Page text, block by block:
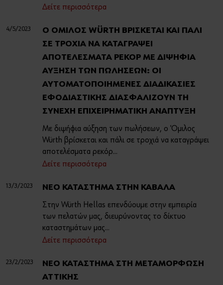
Δείτε περισσότερα
4/5/2023
Ο ΟΜΙΛΟΣ WÜRTH ΒΡΙΣΚΕΤΑΙ ΚΑΙ ΠΑΛΙ
ΣΕ ΤΡΟΧΙΑ ΝΑ ΚΑΤΑΓΡΑΨΕΙ
ΑΠΟΤΕΛΕΣΜΑΤΑ ΡΕΚΟΡ ΜΕ ΔΙΨΗΦΙΑ
ΑΥΞΗΣΗ ΤΩΝ ΠΩΛΗΣΕΩΝ: ΟΙ
ΑΥΤΟΜΑΤΟΠΟΙΗΜΕΝΕΣ ΔΙΑΔΙΚΑΣΙΕΣ
ΕΦΟΔΙΑΣΤΙΚΗΣ ΔΙΑΣΦΑΛΙΖΟΥΝ ΤΗ
ΣΥΝΕΧΗ ΕΠΙΧΕΙΡΗΜΑΤΙΚΗ ΑΝΑΠΤΥΞΗ
Με διψήφια αύξηση των πωλήσεων, ο Όμιλος
Würth βρίσκεται και πάλι σε τροχιά να καταγράψει
αποτελέσματα ρεκόρ...
Δείτε περισσότερα
13/3/2023 ΝΕΟ ΚΑΤΑΣΤΗΜΑ ΣΤΗΝ ΚΑΒΑΛΑ
Στην Würth Hellas επενδύουμε στην εμπειρία
των πελατών μας, διευρύνοντας το δίκτυο
καταστημάτων μας...
Δείτε περισσότερα
23/2/2023
ΝΕΟ ΚΑΤΑΣΤΗΜΑ ΣΤΗ ΜΕΤΑΜΟΡΦΩΣΗ
ΑΤΤΙΚΗΣ